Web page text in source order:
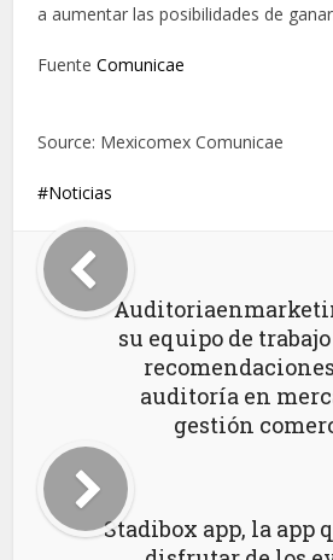
a aumentar las posibilidades de
FuenteComunicae
Source: Mexicomex Comunicae
Noticias
su equipo de
auditoría en
gestión
Stadibox app, la app